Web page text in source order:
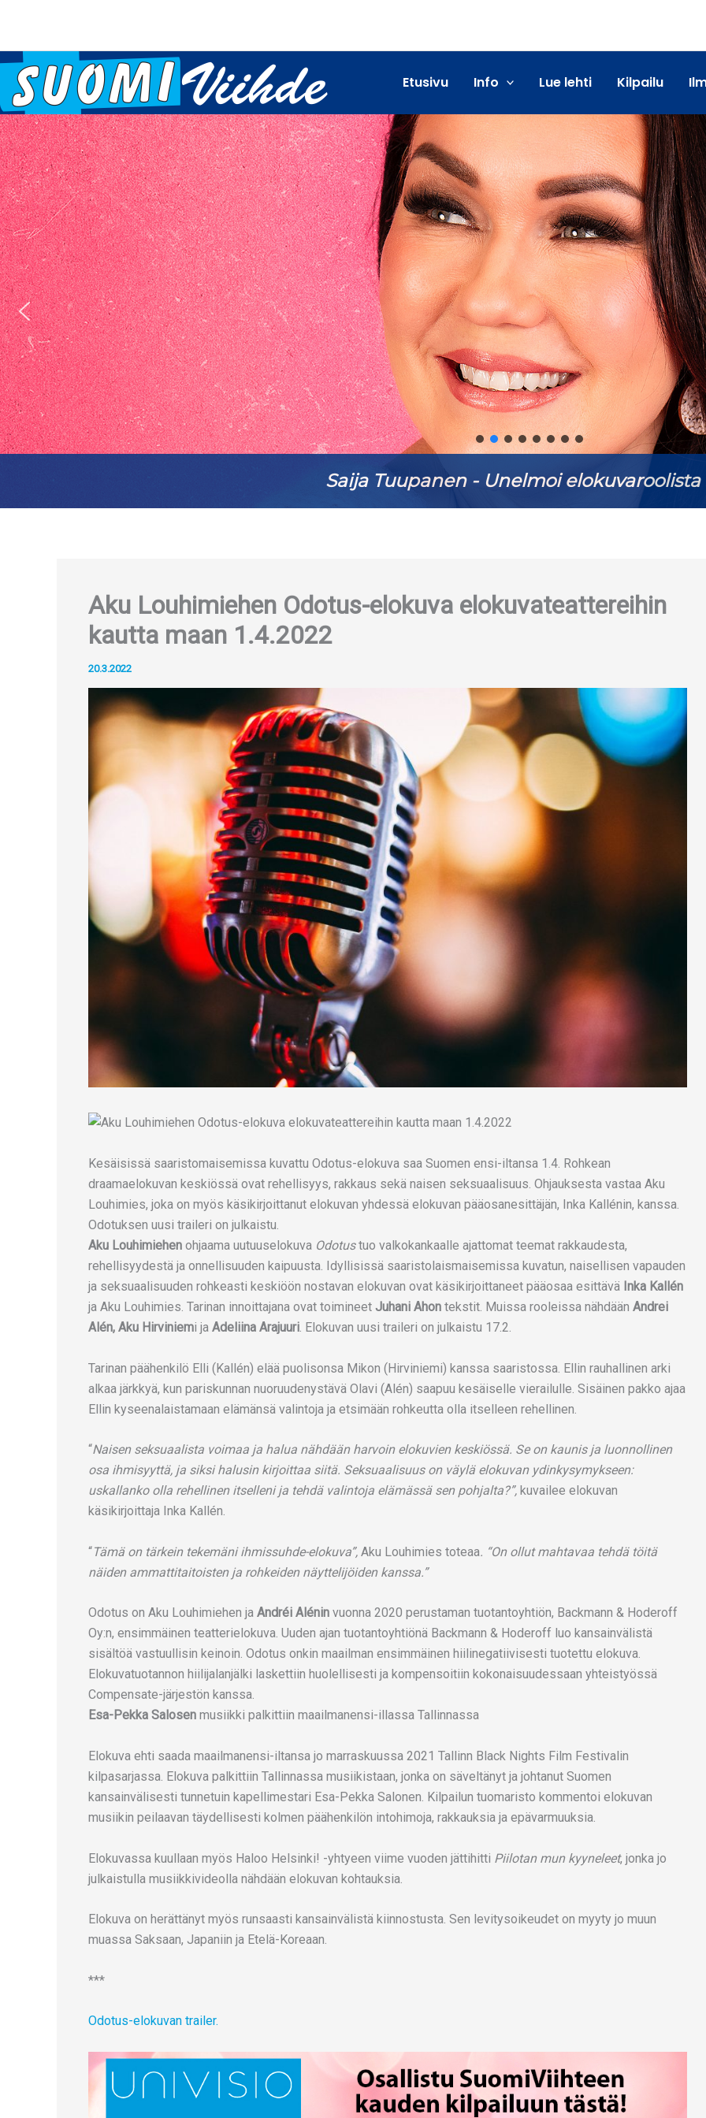
Etusivu Info Lue lehti Kilpailu
Saija Tuupanen - Unelmoi elokuvaroolista
Aku Louhimiehen Odotus-elokuva elokuvateattereihin
kautta maan 1.4.2022
20.3.2022
Kesäisissä saaristomaisemissa kuvattu Odotus-elokuva saa Suomen ensi-iltansa 1.4. Rohkean
draamaelokuvan keskiössä ovat rehellisyys, rakkaus sekä naisen seksuaalisuus. Ohjauksesta vastaa Aku
Louhimies, joka on myös käsikirjoittanut elokuvan yhdessä elokuvan pääosanesittäjän, Inka Kallénin, kanssa.
Odotuksen uusi traileri on julkaistu.
Aku Louhimiehen ohjaama uutuuselokuva Odotustuo valkokankaalle ajattomat teemat rakkaudesta,
rehellisyydestä ja onnellisuuden kaipuusta. Idyllisissä saaristolaismaisemissa kuvatun, naisellisen vapauden
ja seksuaalisuuden rohkeasti keskiöön nostavan elokuvan ovat käsikirjoittaneet pääosaa esittävä Inka Kallén
ja Aku Louhimies. Tarinan innoittajana ovat toimineet Juhani Ahon tekstit. Muissa rooleissa nähdään Andrei
Alén, Aku Hirviniemi ja Adeliina Arajuuri. Elokuvan uusi traileri on julkaistu 17.2.
Tarinan päähenkilö Elli (Kallén) elää puolisonsa Mikon (Hirviniemi) kanssa saaristossa. Ellin rauhallinen arki
alkaa järkkyä, kun pariskunnan nuoruudenystävä Olavi (Alén) saapuu kesäiselle vierailulle. Sisäinen pakko ajaa
Ellin kyseenalaistamaan elämänsä valintoja ja etsimään rohkeutta olla itselleen rehellinen.
“Naisen seksuaalista voimaa ja halua nähdään harvoin elokuvien keskiössä. Se on kaunis ja luonnollinen
osa ihmisyyttä, ja siksi halusin kirjoittaa siitä. Seksuaalisuus on väylä elokuvan ydinkysymykseen:
uskallanko olla rehellinen itselleni ja tehdä valintoja elämässä sen pohjalta?”, kuvailee elokuvan
käsikirjoittaja Inka Kallén.
“Tämä on tärkein tekemäni ihmissuhde-elokuva”, Aku Louhimies toteaa. “On ollut mahtavaa tehdä töitä
näiden ammattitaitoisten ja rohkeiden näyttelijöiden kanssa.”
Odotus on Aku Louhimiehen ja Andréi Alénin vuonna 2020 perustaman tuotantoyhtiön, Backmann & Hoderoff
Oy:n, ensimmäinen teatterielokuva. Uuden ajan tuotantoyhtiönä Backmann & Hoderoff luo kansainvälistä
sisältöä vastuullisin keinoin. Odotus onkin maailman ensimmäinen hiilinegatiivisesti tuotettu elokuva.
Elokuvatuotannon hiilijalanjälki laskettiin huolellisesti ja kompensoitiin kokonaisuudessaan yhteistyössä
Compensate-järjestön kanssa.
Esa-Pekka Salosen musiikki palkittiin maailmanensi-illassa Tallinnassa
Elokuva ehti saada maailmanensi-iltansa jo marraskuussa 2021 Tallinn Black Nights Film Festivalin
kilpasarjassa. Elokuva palkittiin Tallinnassa musiikistaan, jonka on säveltänyt ja johtanut Suomen
kansainvälisesti tunnetuin kapellimestari Esa-Pekka Salonen. Kilpailun tuomaristo kommentoi elokuvan
musiikin peilaavan täydellisesti kolmen päähenkilön intohimoja, rakkauksia ja epävarmuuksia.
Elokuvassa kuullaan myös Haloo Helsinki! -yhtyeen viime vuoden jättihitti Piilotan mun kyyneleet, jonka jo
julkaistulla musiikkivideolla nähdään elokuvan kohtauksia.
Elokuva on herättänyt myös runsaasti kansainvälistä kiinnostusta. Sen levitysoikeudet on myyty jo muun
muassa Saksaan, Japaniin ja Etelä-Koreaan.
***
Odotus-elokuvan trailer.